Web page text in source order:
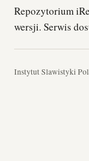
Repozytorium
wersji. Serwis
Instytut Slawistyki